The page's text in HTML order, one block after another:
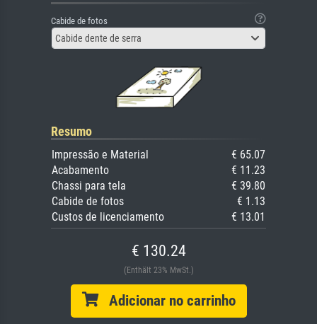
Cabide de fotos
Cabide dente de serra
Resumo
Impressão e Material
€ 65.07
Acabamento
€ 11.23
Chassi para tela
€ 39.80
Cabide de fotos
€ 1.13
Custos de licenciamento
€ 13.01
€ 130.24
(Enthält 23% MwSt.)
Adicionar no carrinho